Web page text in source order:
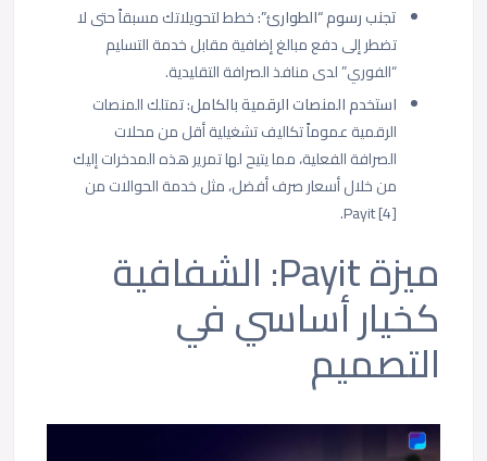
تجنب رسوم “الطوارئ”:خطط لتحويلاتك مسبقاً حتى لا
تضطر إلى دفع مبالغ إضافية مقابل خدمة التسليم
“الفوري” لدى منافذ الصرافة التقليدية.
استخدم المنصات الرقمية بالكامل:تمتلك المنصات
الرقمية عموماً تكاليف تشغيلية أقل من محلات
الصرافة الفعلية، مما يتيح لها تمرير هذه المدخرات إليك
من خلال أسعار صرف أفضل، مثل خدمة الحوالات من
Payit [4].
ميزة Payit: الشفافية
كخيار أساسي في
التصميم